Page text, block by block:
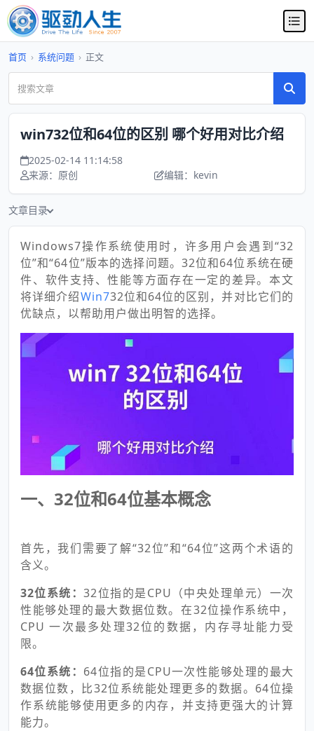
首页 › 系统问题 › 正文
win732位和64位的区别 哪个好用对比介绍
2025-02-14 11:14:58
来源：原创
编辑：kevin
文章目录
Windows7操作系统使用时，许多用户会遇到“32
位”和“64位”版本的选择问题。32位和64位系统在硬
件、软件支持、性能等方面存在一定的差异。本文
将详细介绍Win732位和64位的区别，并对比它们的
优缺点，以帮助用户做出明智的选择。
一、32位和64位基本概念
首先，我们需要了解“32位”和“64位”这两个术语的
含义。
32位系统：32位指的是CPU（中央处理单元）一次
性能够处理的最大数据位数。在32位操作系统中，
CPU 一次最多处理32位的数据，内存寻址能力受
限。
64位系统： 64位指的是CPU一次性能够处理的最大
数据位数，比32位系统能处理更多的数据。64位操
作系统能够使用更多的内存，并支持更强大的计算
能力。